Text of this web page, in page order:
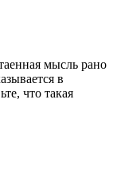
мысль рано
в
что такая